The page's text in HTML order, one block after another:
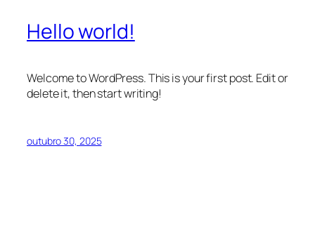
Hello world!
Welcome to WordPress. This is your first post. Edit or
delete it, then start writing!
outubro 30, 2025